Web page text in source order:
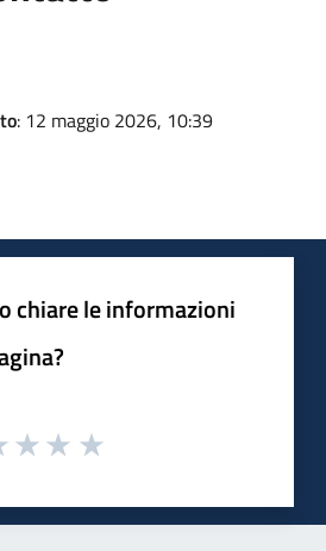
: 12 maggio 2026, 10:39
chiare le informazioni